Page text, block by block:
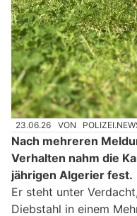
23.06.26 VON
Nach mehreren
Verhalten nahm die
jährigen Algerier fest.
Er steht unter
Diebstahl in einem